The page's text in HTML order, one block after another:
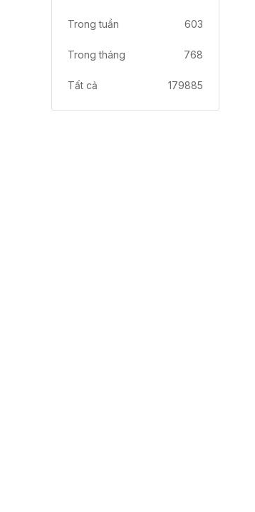
Trong tuần 603
Trong tháng 768
Tất cả 179885